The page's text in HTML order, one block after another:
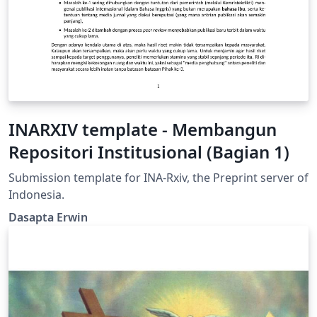
INARXIV template - Membangun
Repositori Institusional (Bagian 1)
Submission template for INA-Rxiv, the Preprint server of
Indonesia.
Dasapta Erwin